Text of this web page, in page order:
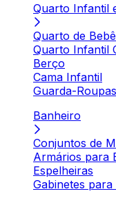
Quarto Infantil
Quarto de
Quarto Infantil
Berço
Cama Infantil
Guarda-
Banheiro
Conjuntos de
Armários para
Espelheiras
Gabinetes